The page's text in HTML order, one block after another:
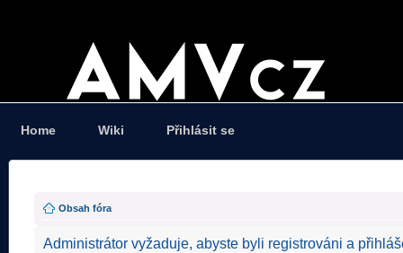
Home Wiki Přihlásit se
Obsah fóra
Administrátor vyžaduje, abyste byli registrováni a